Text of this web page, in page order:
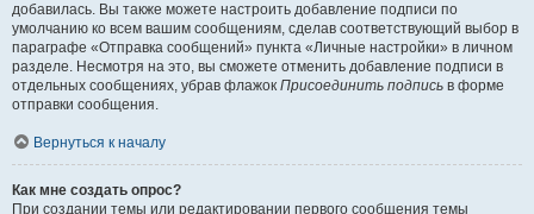
добавилась. Вы также можете настроить добавление подписи по
умолчанию ко всем вашим сообщениям, сделав соответствующий выбор в
параграфе «Отправка сообщений» пункта «Личные настройки» в личном
разделе. Несмотря на это, вы сможете отменить добавление подписи в
отдельных сообщениях, убрав флажок Присоединить подпись в форме
отправки сообщения.
Вернуться к началу
Как мне создать опрос?
При создании темы или редактировании первого сообщения темы